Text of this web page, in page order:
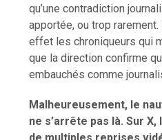
qu’une contradiction
apportée, ou trop
effet les chroniqueurs qui
que la direction confirme
embauchés comme
Malheureusement, le
ne s’arrête pas là. Sur X,